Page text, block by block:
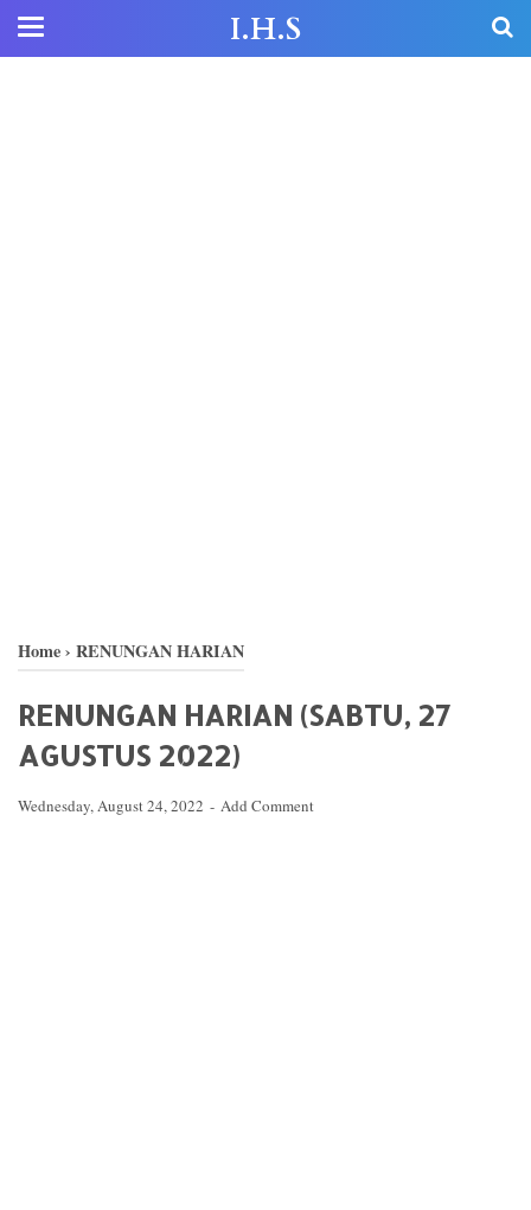
I.H.S
Home› RENUNGAN HARIAN
RENUNGAN HARIAN (SABTU, 27
AGUSTUS 2022)
Wednesday, August 24, 2022 Add Comment